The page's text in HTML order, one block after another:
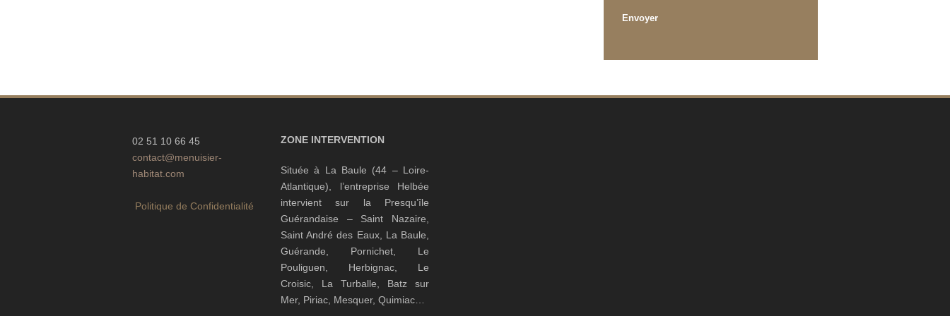
02 51 10 66 45
contact@menuisier-
habitat.com
Politique de Confidentialité
ZONE INTERVENTION
Située à La Baule (44 – Loire-
Atlantique), l’entreprise Helbée
intervient sur la Presqu’île
Guérandaise – Saint Nazaire,
Saint André des Eaux, La Baule,
Guérande, Pornichet, Le
Pouliguen, Herbignac, Le
Croisic, La Turballe, Batz sur
Mer, Piriac, Mesquer, Quimiac…